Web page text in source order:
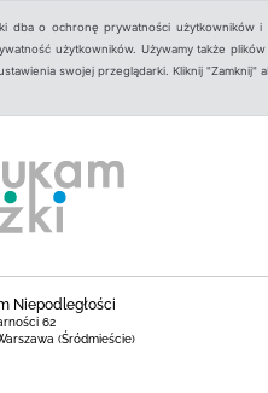
dba o ochronę prywatności użytkowników
użytkowników. Używamy także
swojej przeglądarki. Kliknij "Zamknij"
Niepodległości
62
(Śródmieście)